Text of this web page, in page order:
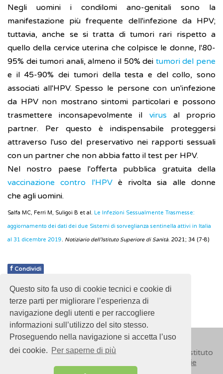
Questo sito fa uso di cookie tecnici e cookie di
terze parti per migliorare l’esperienza di
navigazione degli utenti e per raccogliere
informazioni sull’utilizzo del sito stesso.
Proseguendo nella navigazione si accetta l’uso
dei cookie. Per saperne di più
Negli uomini i condilomi ano-genitali sono la
manifestazione più frequente dell'infezione da HPV;
tuttavia, anche se si tratta di tumori rari rispetto a
quello della cervice uterina che colpisce le donne, l'80-
95% dei tumori anali, almeno il 50% dei tumori del pene
e il 45-90% dei tumori della testa e del collo, sono
associati all'HPV. Spesso le persone con un'infezione
da HPV non mostrano sintomi particolari e possono
trasmettere inconsapevolmente il virus al proprio
partner. Per questo è indispensabile proteggersi
attraverso l'uso del preservativo nei rapporti sessuali
con un partner che non abbia fatto il test per HPV.
Nel nostro paese l'offerta pubblica gratuita della
vaccinazione contro l'HPVè rivolta sia alle donne
che agli uomini.
Salfa MC, Ferri M, Suligoi B et al. Le Infezioni Sessualmente Trasmesse:
aggiornamento dei dati dei due Sistemi di sorveglianza sentinella attivi in Italia
al 31 dicembre 2019. Notiziario dell'Istituto Superiore di Sanità. 2021; 34 (7-8)
f Condividi
Pubblicato: 28 Febbraio 2018
© 2018ISSalute - Sito sviluppato e gestito dall’Istituto
Cookie